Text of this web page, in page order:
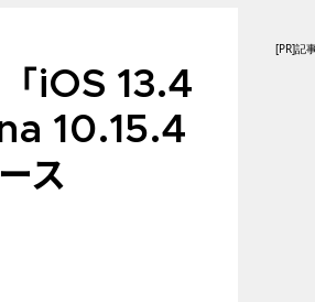
iOS 13.4
10.15.4
ス
[PR]記